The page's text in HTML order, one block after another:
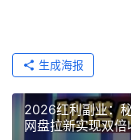
生成海报
2026红利副业：
网盘拉新实现双倍